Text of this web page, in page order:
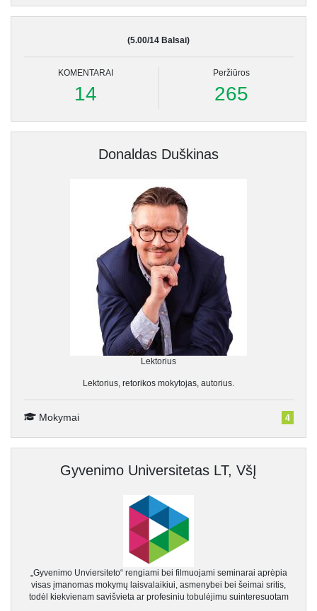
(5.00/14 Balsai)
KOMENTARAI
14
Peržiūros
265
Donaldas Duškinas
Lektorius
Lektorius, retorikos mokytojas, autorius.
Mokymai 4
Gyvenimo Universitetas LT, VšĮ
„Gyvenimo Unviersiteto“ rengiami bei filmuojami seminarai aprėpia
visas įmanomas mokymų laisvalaikiui, asmenybei bei šeimai sritis,
todėl kiekvienam savišvieta ar profesiniu tobulėjimu suinteresuotam